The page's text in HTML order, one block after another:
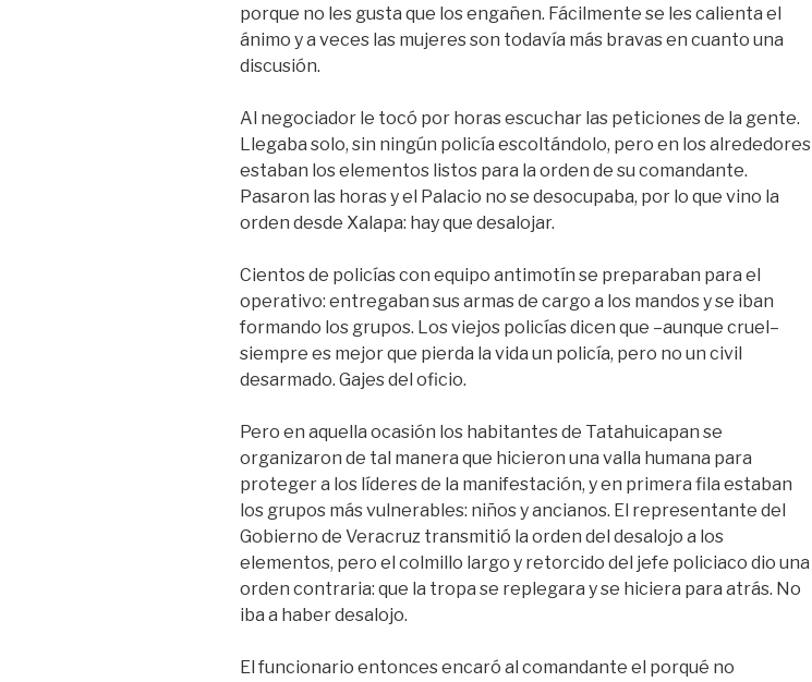
porque no les gusta que los engañen. Fácilmente se les calienta el
ánimo y a veces las mujeres son todavía más bravas en cuanto una
discusión.
Al negociador le tocó por horas escuchar las peticiones de la gente.
Llegaba solo, sin ningún policía escoltándolo, pero en los alrededores
estaban los elementos listos para la orden de su comandante.
Pasaron las horas y el Palacio no se desocupaba, por lo que vino la
orden desde Xalapa: hay que desalojar.
Cientos de policías con equipo antimotín se preparaban para el
operativo: entregaban sus armas de cargo a los mandos y se iban
formando los grupos. Los viejos policías dicen que –aunque cruel–
siempre es mejor que pierda la vida un policía, pero no un civil
desarmado. Gajes del oficio.
Pero en aquella ocasión los habitantes de Tatahuicapan se
organizaron de tal manera que hicieron una valla humana para
proteger a los líderes de la manifestación, y en primera fila estaban
los grupos más vulnerables: niños y ancianos. El representante del
Gobierno de Veracruz transmitió la orden del desalojo a los
elementos, pero el colmillo largo y retorcido del jefe policiaco dio una
orden contraria: que la tropa se replegara y se hiciera para atrás. No
iba a haber desalojo.
El funcionario entonces encaró al comandante el porqué no